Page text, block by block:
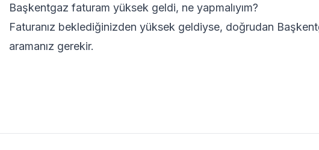
Başkentgaz faturam yüksek geldi, ne yapmalıyım?
Faturanız beklediğinizden yüksek geldiyse, doğrudan
aramanız gerekir.